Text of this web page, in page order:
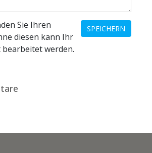
SPEICHERN
Sie Ihren
diesen kann Ihr
werden.